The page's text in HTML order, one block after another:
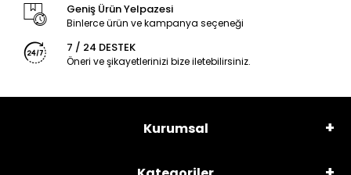
Geniş Ürün Yelpazesi
Binlerce ürün ve kampanya seçeneği
7 / 24 DESTEK
Öneri ve şikayetlerinizi bize iletebilirsiniz.
Kurumsal